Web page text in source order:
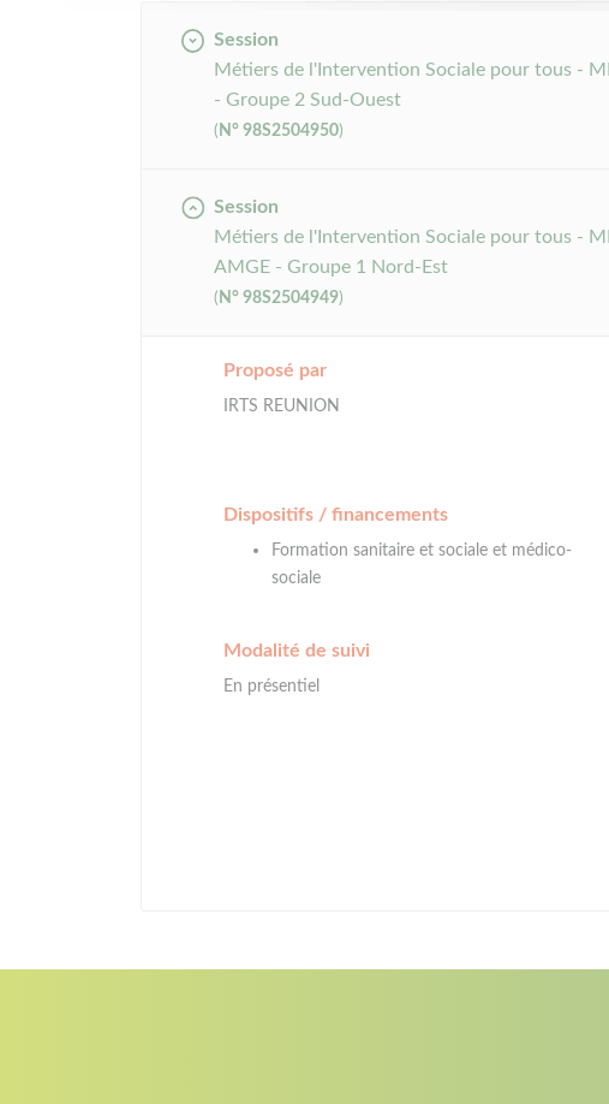
Session
Métiers de l'Intervention Sociale pour tous -
- Groupe 2 Sud-Ouest
( N° 98S2504950)
Session
Métiers de l'Intervention Sociale pour tous -
AMGE - Groupe 1 Nord-Est
( N° 98S2504949)
Proposé par
IRTS REUNION
Dispositifs / financements
Formation sanitaire et sociale et médico-
sociale
Modalité de suivi
En présentiel